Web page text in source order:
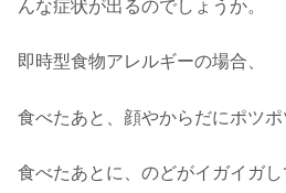
んな症状が出るのでしょうか。
即時型食物アレルギーの場合、
食べたあと、顔やからだにポツポ
食べたあとに、のどがイガイガ